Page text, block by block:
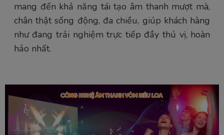
mang đến khả năng tái tạo âm thanh mượt mà,
chân thật sống động, đa chiều, giúp khách hàng
như đang trải nghiệm trực tiếp đầy thú vị, hoàn
hảo nhất.